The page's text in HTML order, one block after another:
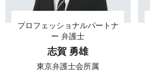
プロフェッショナルパートナ
ー 弁護士
志賀 勇雄
東京弁護士会所属